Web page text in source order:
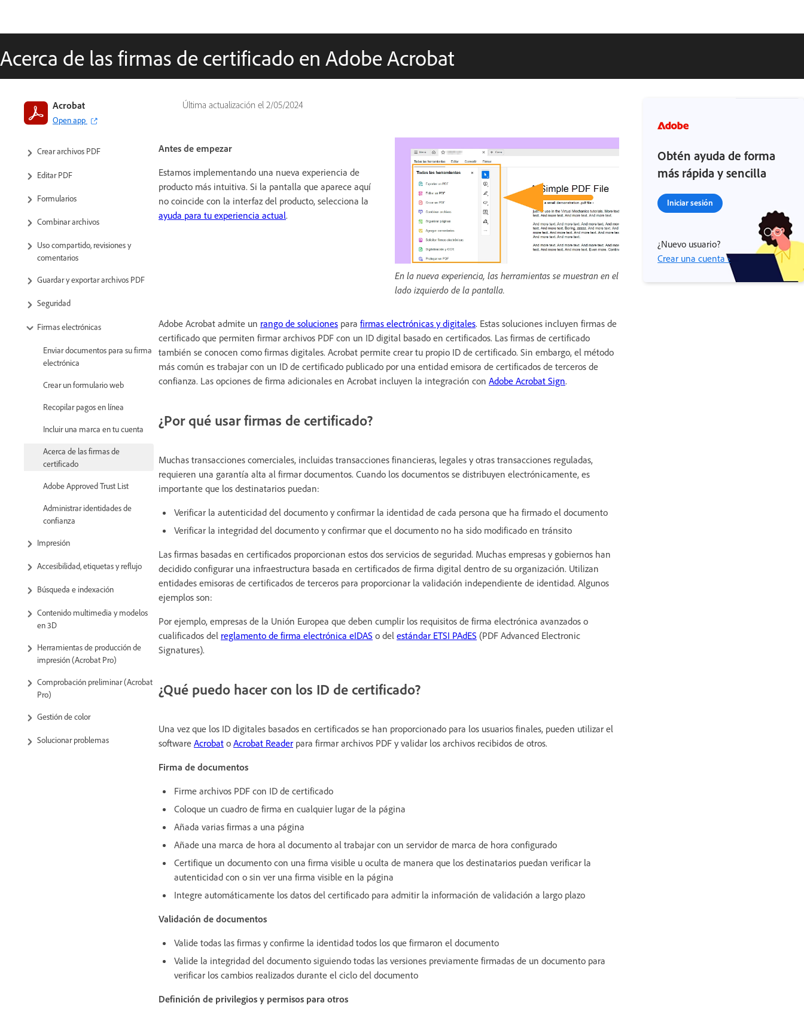
Acerca de las firmas de certificado en Adobe Acrobat
Última actualización el 2/05/2024
Acrobat
Open app
Introducción a Acrobat
Espacio de trabajo
Crear archivos PDF
Editar PDF
Formularios
Combinar archivos
Uso compartido, revisiones y
comentarios
Guardar y exportar archivos PDF
Seguridad
Firmas electrónicas
Enviar documentos para su firma
electrónica
Crear un formulario web
Recopilar pagos en línea
Incluir una marca en tu cuenta
Acerca de las firmas de
certificado
Adobe Approved Trust List
Administrar identidades de
confianza
Impresión
Accesibilidad, etiquetas y reflujo
Búsqueda e indexación
Contenido multimedia y modelos
en 3D
Herramientas de producción de
impresión (Acrobat Pro)
Comprobación preliminar (Acrobat
Pro)
Gestión de color
Solucionar problemas
Antes de empezar
Estamos implementando una nueva experiencia de
producto más intuitiva. Si la pantalla que aparece aquí
no coincide con la interfaz del producto, selecciona la
ayuda para tu experiencia actual.
En la nueva experiencia, las herramientas se muestran en el
lado izquierdo de la pantalla.
Adobe Acrobat admite un rango de soluciones para firmas electrónicas y digitales. Estas soluciones incluyen firmas de
certificado que permiten firmar archivos PDF con un ID digital basado en certificados. Las firmas de certificado
también se conocen como firmas digitales. Acrobat permite crear tu propio ID de certificado. Sin embargo, el método
más común es trabajar con un ID de certificado publicado por una entidad emisora de certificados de terceros de
confianza. Las opciones de firma adicionales en Acrobat incluyen la integración con Adobe Acrobat Sign.
¿Por qué usar firmas de certificado?
Muchas transacciones comerciales, incluidas transacciones financieras, legales y otras transacciones reguladas,
requieren una garantía alta al firmar documentos. Cuando los documentos se distribuyen electrónicamente, es
importante que los destinatarios puedan:
Verificar la autenticidad del documento y confirmar la identidad de cada persona que ha firmado el documento
Verificar la integridad del documento y confirmar que el documento no ha sido modificado en tránsito
Las firmas basadas en certificados proporcionan estos dos servicios de seguridad. Muchas empresas y gobiernos han
decidido configurar una infraestructura basada en certificados de firma digital dentro de su organización. Utilizan
entidades emisoras de certificados de terceros para proporcionar la validación independiente de identidad. Algunos
ejemplos son:
Por ejemplo, empresas de la Unión Europea que deben cumplir los requisitos de firma electrónica avanzados o
cualificados del reglamento de firma electrónica eIDAS o del estándar ETSI PAdES (PDF Advanced Electronic
Signatures).
¿Qué puedo hacer con los ID de certificado?
Una vez que los ID digitales basados en certificados se han proporcionado para los usuarios finales, pueden utilizar el
software Acrobat o Acrobat Reader para firmar archivos PDF y validar los archivos recibidos de otros.
Firma de documentos
Firme archivos PDF con ID de certificado
Coloque un cuadro de firma en cualquier lugar de la página
Añada varias firmas a una página
Añade una marca de hora al documento al trabajar con un servidor de marca de hora configurado
Certifique un documento con una firma visible u oculta de manera que los destinatarios puedan verificar la
autenticidad con o sin ver una firma visible en la página
Integre automáticamente los datos del certificado para admitir la información de validación a largo plazo
Validación de documentos
Valide todas las firmas y confirme la identidad todos los que firmaron el documento
Valide la integridad del documento siguiendo todas las versiones previamente firmadas de un documento para
verificar los cambios realizados durante el ciclo del documento
Definición de privilegios y permisos para otros
Obtén ayuda de forma
más rápida y sencilla
Iniciar sesión
¿Nuevo usuario?
Crear una cuenta ›